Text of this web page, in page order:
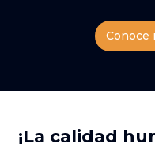
Conoce
¡La calidad